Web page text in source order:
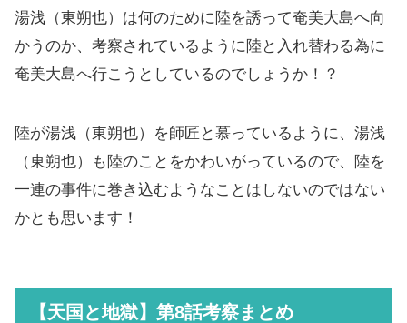
湯浅（東朔也）は何のために陸を誘って奄美大島へ向
かうのか、考察されているように陸と入れ替わる為に
奄美大島へ行こうとしているのでしょうか！？
陸が湯浅（東朔也）を師匠と慕っているように、湯浅
（東朔也）も陸のことをかわいがっているので、陸を
一連の事件に巻き込むようなことはしないのではない
かとも思います！
【天国と地獄】第8話考察まとめ